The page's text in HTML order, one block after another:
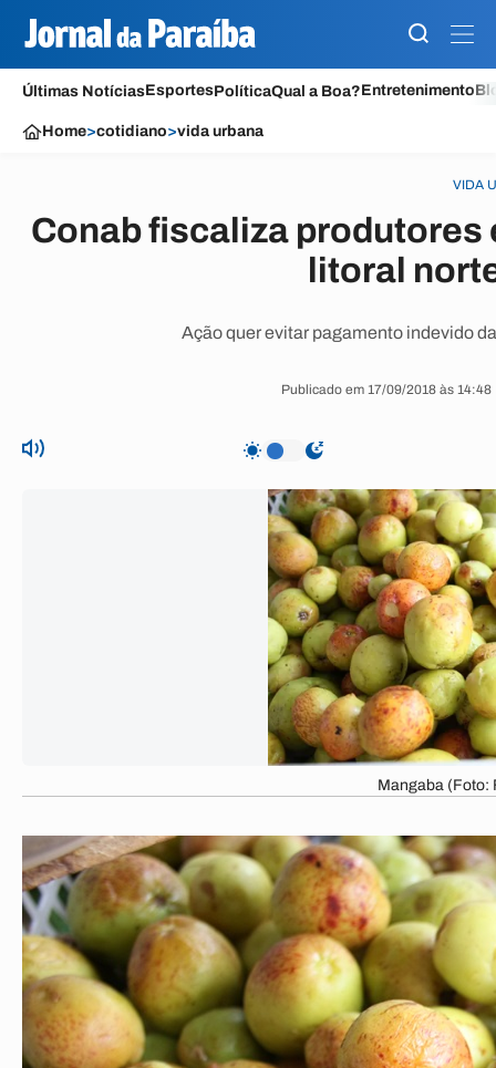
Últimas NotíciasEsportesPolíticaQual a Boa?Entretenimento
Home>cotidiano>vida urbana
VIDA
Conab fiscaliza
litoral
Ação quer evitar pagamento indevido
Publicado em 17/09/2018 às
Mangaba (Foto: